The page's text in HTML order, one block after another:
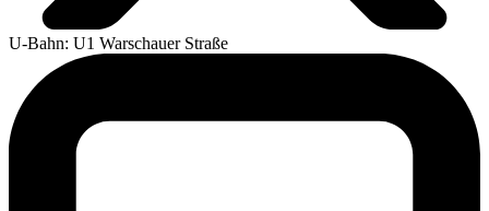
U-Bahn: U1 Warschauer Straße